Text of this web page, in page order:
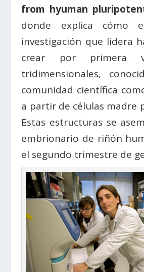
from hyuman
donde explica cómo
investigación que lidera
crear por primera
tridimensionales,
comunidad científica
a partir de células madre
Estas estructuras se
embrionario de riñón
el segundo trimestre de